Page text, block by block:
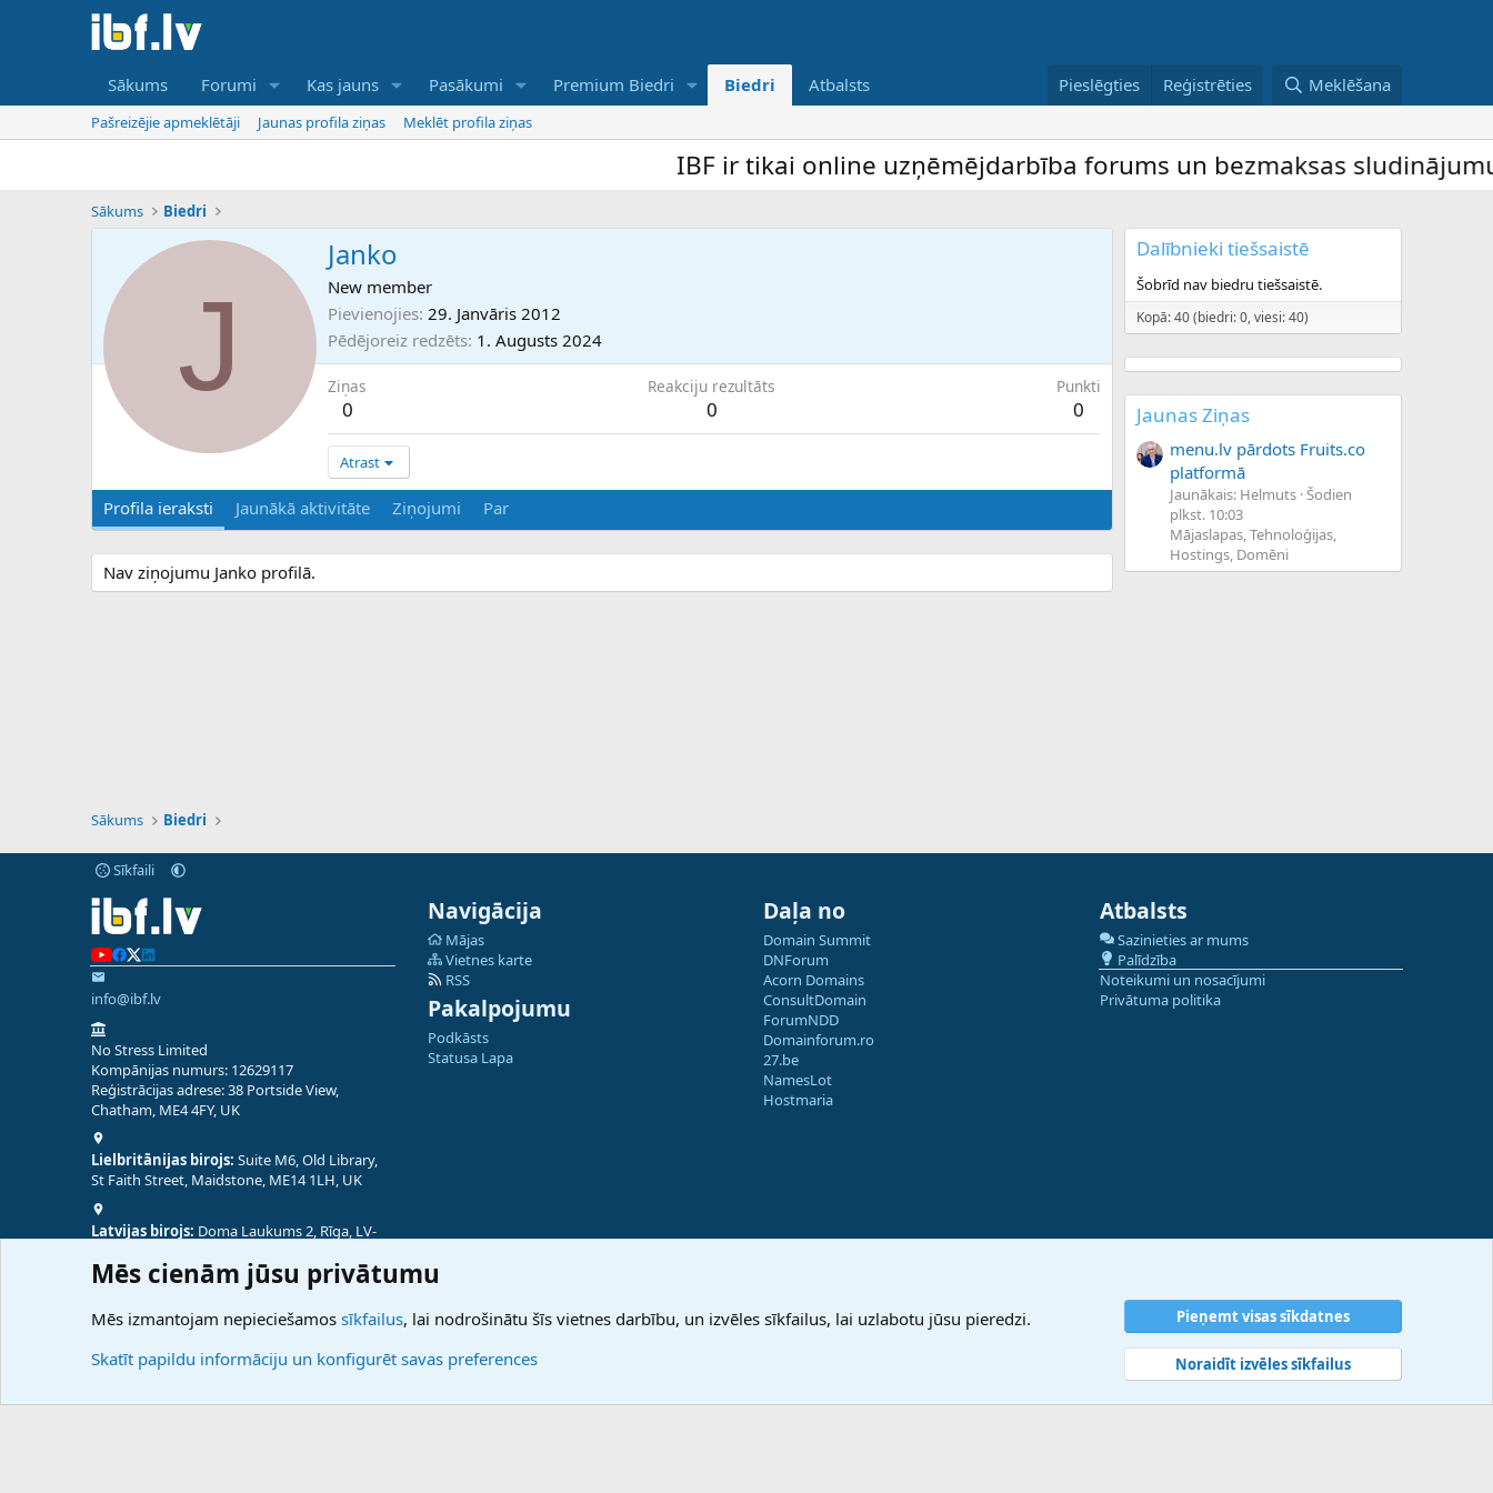
Sākums Forumi Kas jauns Pasākumi Premium Biedri Biedri Atbalsts Pieslēgties Reģistrēties Meklēšana
Pašreizējie apmeklētāji Jaunas profila ziņas Meklēt profila ziņas
IBF ir tikai online uzņēmējdarbība forums un bezmaksas sludinājumu
Sākums Biedri
J
Janko
New member
Pievienojies 29. Janvāris 2012
Pēdējoreiz redzēts 1. Augusts 2024
Ziņas
0
Reakciju rezultāts
0
Punkti
0
Atrast
Profila ieraksti Jaunākā aktivitāte Ziņojumi Par
Nav ziņojumu Janko profilā.
Dalībnieki tiešsaistē
Šobrīd nav biedru tiešsaistē.
Kopā: 40 (biedri: 0, viesi: 40)
Jaunas Ziņas
menu.lv pārdots Fruits.co
platformā
Jaunākais: Helmuts Šodien
plkst. 10:03
Mājaslapas, Tehnoloģijas,
Hostings, Domēni
Sākums Biedri
Sīkfaili
info@ibf.lv
No Stress Limited
Kompānijas numurs: 12629117
Reģistrācijas adrese: 38 Portside View,
Chatham, ME4 4FY, UK
Lielbritānijas birojs: Suite M6, Old Library,
St Faith Street, Maidstone, ME14 1LH, UK
Latvijas birojs: Doma Laukums 2, Rīga, LV-
Navigācija
Mājas
Vietnes karte
RSS
Pakalpojumu
Podkāsts
Statusa Lapa
Daļa no
Domain Summit
DNForum
Acorn Domains
ConsultDomain
ForumNDD
Domainforum.ro
27.be
NamesLot
Hostmaria
Atbalsts
Sazinieties ar mums
Palīdzība
Noteikumi un nosacījumi
Privātuma politika
Mēs cienām jūsu privātumu
Mēs izmantojam nepieciešamos sīkfailus, lai nodrošinātu šīs vietnes darbību, un izvēles sīkfailus, lai uzlabotu jūsu pieredzi.
Skatīt papildu informāciju un konfigurēt savas preferences
Pieņemt visas sīkdatnes
Noraidīt izvēles sīkfailus